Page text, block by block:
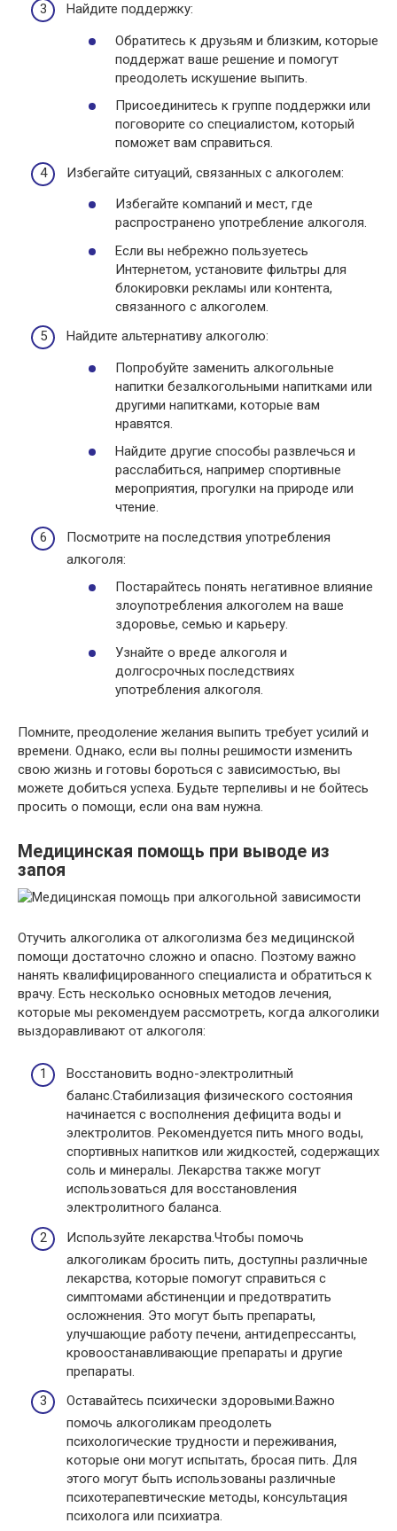
Найдите поддержку:
Обратитесь к друзьям и близким, которые
поддержат ваше решение и помогут
преодолеть искушение выпить.
Присоединитесь к группе поддержки или
поговорите со специалистом, который
поможет вам справиться.
Избегайте ситуаций, связанных с алкоголем:
Избегайте компаний и мест, где
распространено употребление алкоголя.
Если вы небрежно пользуетесь
Интернетом, установите фильтры для
блокировки рекламы или контента,
связанного с алкоголем.
Найдите альтернативу алкоголю:
Попробуйте заменить алкогольные
напитки безалкогольными напитками или
другими напитками, которые вам
нравятся.
Найдите другие способы развлечься и
расслабиться, например спортивные
мероприятия, прогулки на природе или
чтение.
Посмотрите на последствия употребления
алкоголя:
Постарайтесь понять негативное влияние
злоупотребления алкоголем на ваше
здоровье, семью и карьеру.
Узнайте о вреде алкоголя и
долгосрочных последствиях
употребления алкоголя.
Помните, преодоление желания выпить требует усилий и
времени. Однако, если вы полны решимости изменить
свою жизнь и готовы бороться с зависимостью, вы
можете добиться успеха. Будьте терпеливы и не бойтесь
просить о помощи, если она вам нужна.
Медицинская помощь при выводе из
запоя
Отучить алкоголика от алкоголизма без медицинской
помощи достаточно сложно и опасно. Поэтому важно
нанять квалифицированного специалиста и обратиться к
врачу. Есть несколько основных методов лечения,
которые мы рекомендуем рассмотреть, когда алкоголики
выздоравливают от алкоголя:
Восстановить водно-электролитный
баланс.Стабилизация физического состояния
начинается с восполнения дефицита воды и
электролитов. Рекомендуется пить много воды,
спортивных напитков или жидкостей, содержащих
соль и минералы. Лекарства также могут
использоваться для восстановления
электролитного баланса.
Используйте лекарства.Чтобы помочь
алкоголикам бросить пить, доступны различные
лекарства, которые помогут справиться с
симптомами абстиненции и предотвратить
осложнения. Это могут быть препараты,
улучшающие работу печени, антидепрессанты,
кровоостанавливающие препараты и другие
препараты.
Оставайтесь психически здоровыми.Важно
помочь алкоголикам преодолеть
психологические трудности и переживания,
которые они могут испытать, бросая пить. Для
этого могут быть использованы различные
психотерапевтические методы, консультация
психолога или психиатра.